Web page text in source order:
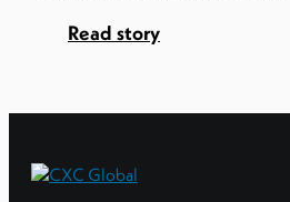
Read story